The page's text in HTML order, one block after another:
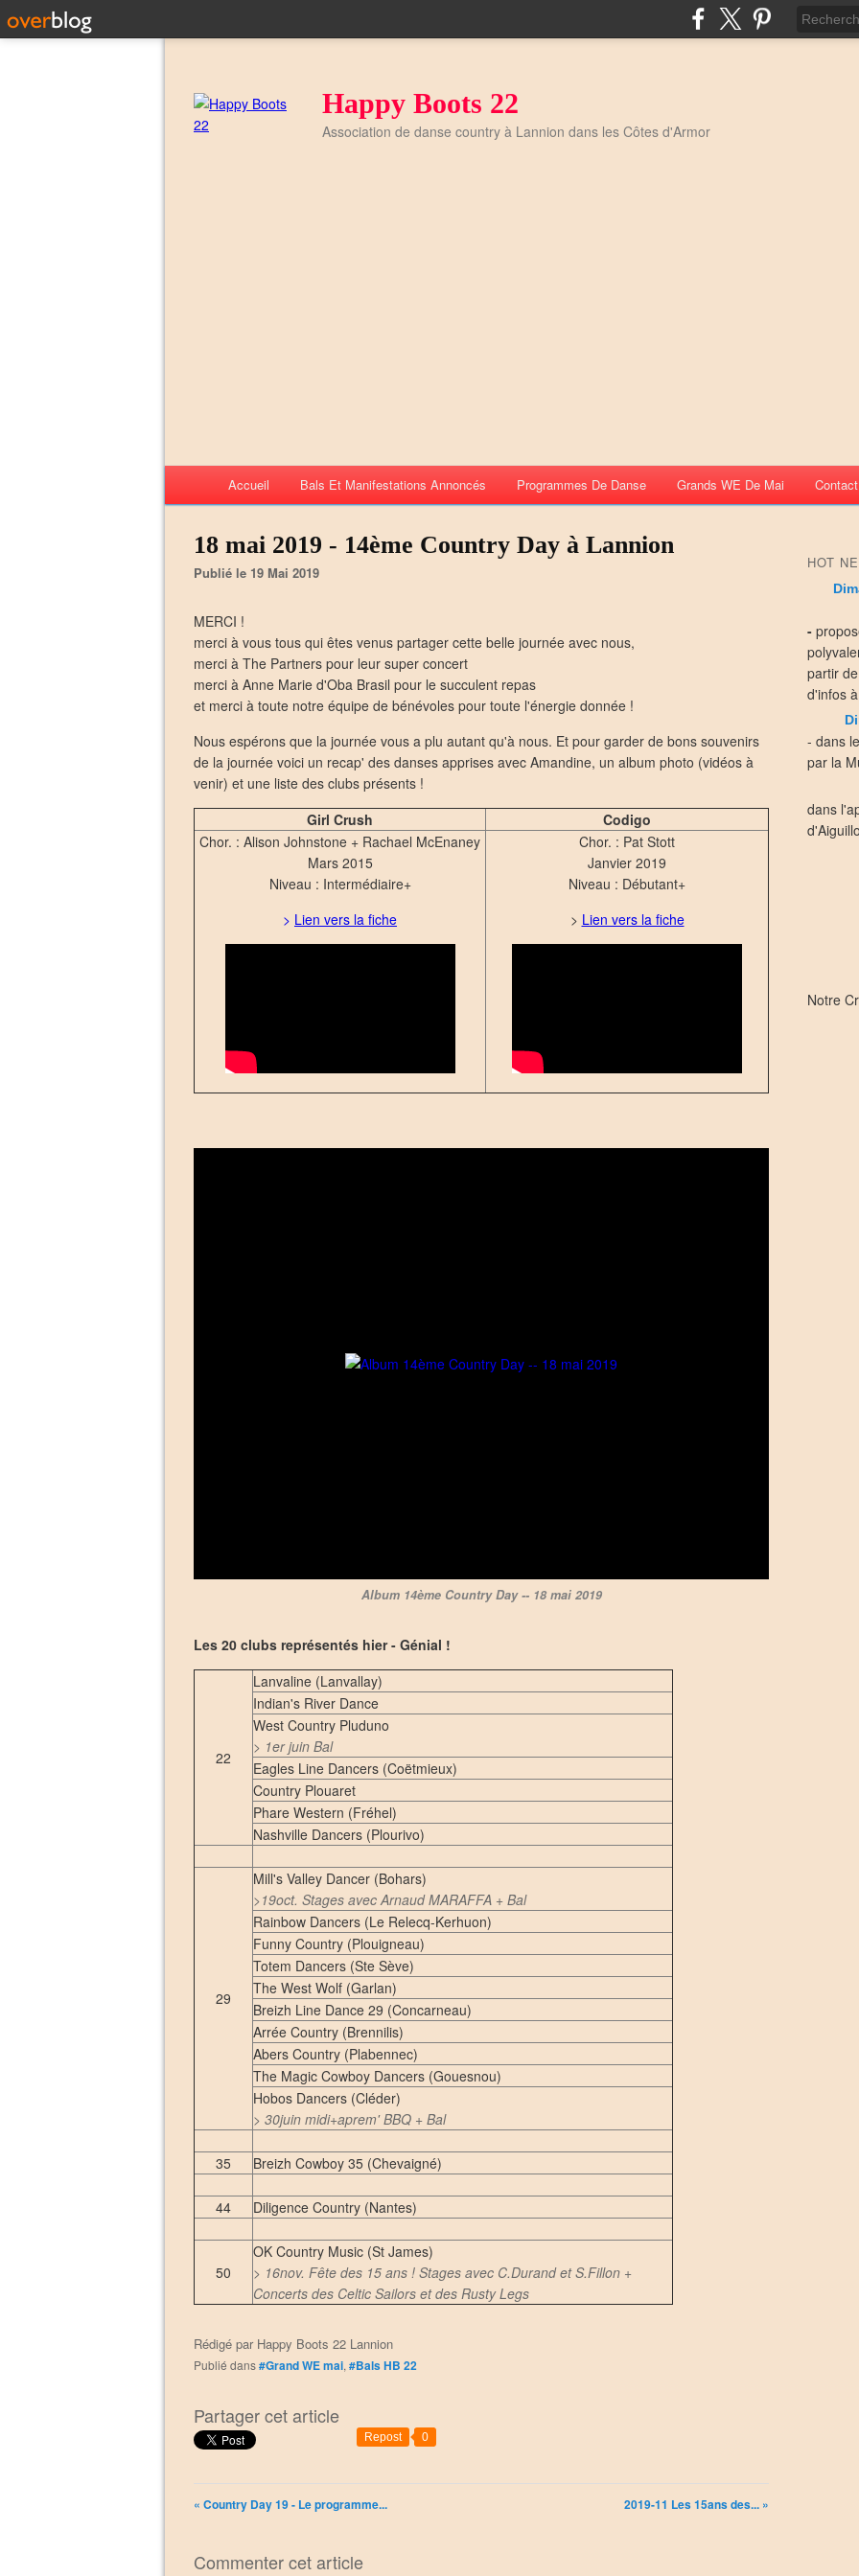
Happy Boots 22
Association de danse country à Lannion dans les Côtes d'Armor
Accueil Bals Et Manifestations Annoncés Programmes De Danse Grands WE De Mai Contact
18 mai 2019 - 14ème Country Day à Lannion
Publié le 19 Mai 2019
MERCI !
merci à vous tous qui êtes venus partager cette belle journée avec nous,
merci à The Partners pour leur super concert
merci à Anne Marie d'Oba Brasil pour le succulent repas
et merci à toute notre équipe de bénévoles pour toute l'énergie donnée !
Nous espérons que la journée vous a plu autant qu'à nous. Et pour garder de bons souvenirs
de la journée voici un recap' des danses apprises avec Amandine, un album photo (vidéos à
venir) et une liste des clubs présents !
Girl Crush
Codigo
Chor. : Alison Johnstone + Rachael McEnaney
Mars 2015
Niveau : Intermédiaire+
> Lien vers la fiche
Chor. : Pat Stott
Janvier 2019
Niveau : Débutant+
> Lien vers la fiche
Album 14ème Country Day -- 18 mai 2019
Les 20 clubs représentés hier - Génial !
22
Lanvaline (Lanvallay)
Indian's River Dance
West Country Pluduno
> 1er juin Bal
Eagles Line Dancers (Coëtmieux)
Country Plouaret
Phare Western (Fréhel)
Nashville Dancers (Plourivo)
29
Mill's Valley Dancer (Bohars)
>19oct. Stages avec Arnaud MARAFFA + Bal
Rainbow Dancers (Le Relecq-Kerhuon)
Funny Country (Plouigneau)
Totem Dancers (Ste Sève)
The West Wolf (Garlan)
Breizh Line Dance 29 (Concarneau)
Arrée Country (Brennilis)
Abers Country (Plabennec)
The Magic Cowboy Dancers (Gouesnou)
Hobos Dancers (Cléder)
> 30juin midi+aprem' BBQ + Bal
35 Breizh Cowboy 35 (Chevaigné)
44 Diligence Country (Nantes)
50
OK Country Music (St James)
> 16nov. Fête des 15 ans ! Stages avec C.Durand et S.Fillon +
Concerts des Celtic Sailors et des Rusty Legs
Rédigé par Happy Boots 22 Lannion
Publié dans#Grand WE mai, #Bals HB 22
Partager cet article
Repost 0
« Country Day 19 - Le programme... 2019-11 Les 15ans des... »
Commenter cet article
HOT
-
partir
d'infos
- dans
par la
dans
Notre